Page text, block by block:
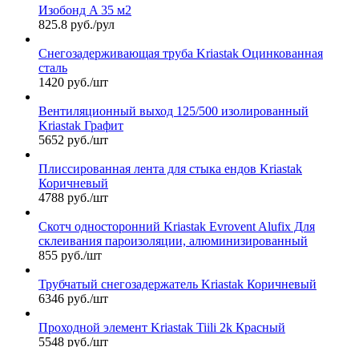
Изобонд A 35 м2
825.8 руб./рул
Снегозадерживающая труба Kriastak Оцинкованная
сталь
1420 руб./шт
Вентиляционный выход 125/500 изолированный
Kriastak Графит
5652 руб./шт
Плиссированная лента для стыка ендов Kriastak
Коричневый
4788 руб./шт
Скотч односторонний Kriastak Evrovent Alufix Для
склеивания пароизоляции, алюминизированный
855 руб./шт
Трубчатый снегозадержатель Kriastak Коричневый
6346 руб./шт
Проходной элемент Kriastak Tiili 2k Красный
5548 руб./шт